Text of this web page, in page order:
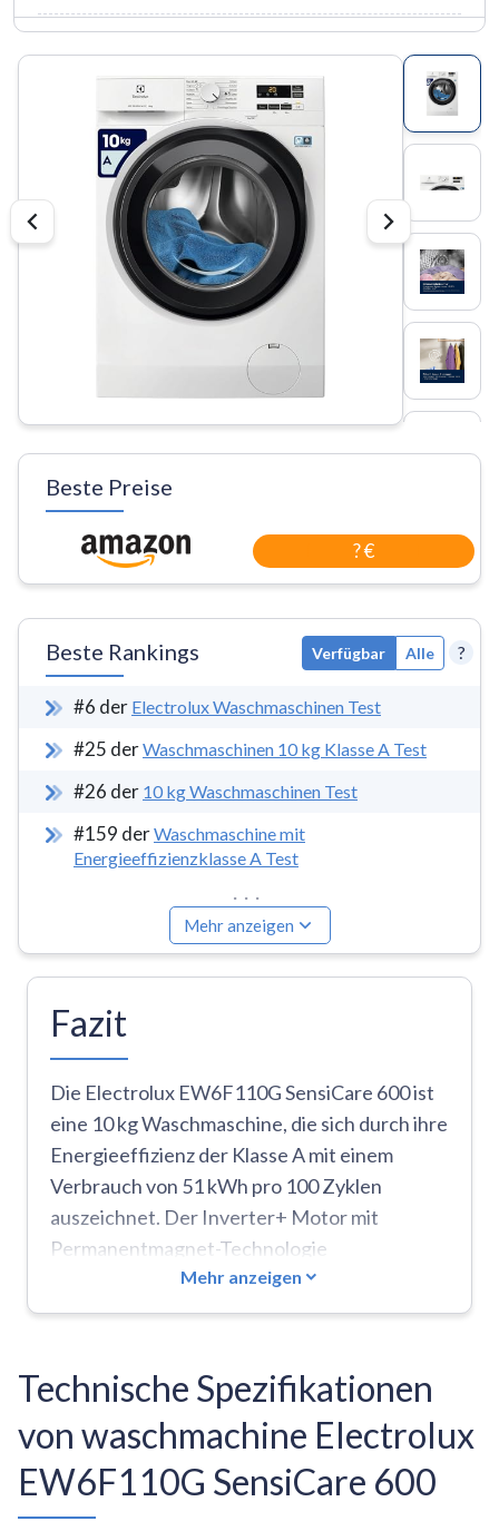
Beste Preise
? €
Beste Rankings Verfügbar Alle ?
#6 der Electrolux Waschmaschinen Test
#25 derWaschmaschinen 10 kg Klasse A Test
#26 der 10 kg Waschmaschinen Test
#159 derWaschmaschine mit
Energieeffizienzklasse A Test
...
Mehr anzeigen
Fazit
Die Electrolux EW6F110G SensiCare 600 ist
eine 10 kg Waschmaschine, die sich durch ihre
Energieeffizienz der Klasse A mit einem
Verbrauch von 51 kWh pro 100 Zyklen
auszeichnet. Der Inverter+ Motor mit
Permanentmagnet-Technologie
gewährleistet zuverlässige Leistung und
sechs verschiedene
U/min. Die Dampftechnologie verbessert die
Waschleistung, während die Funktionen Eco
Time Manager und Extra Silent eine erhöhte
Flexibilität bieten, indem sie die Waschzeit
verkürzen oder leise Nachtzyklen
Mehr anzeigen
Technische Spezifikationen
von waschmachine Electrolux
EW6F110G SensiCare 600